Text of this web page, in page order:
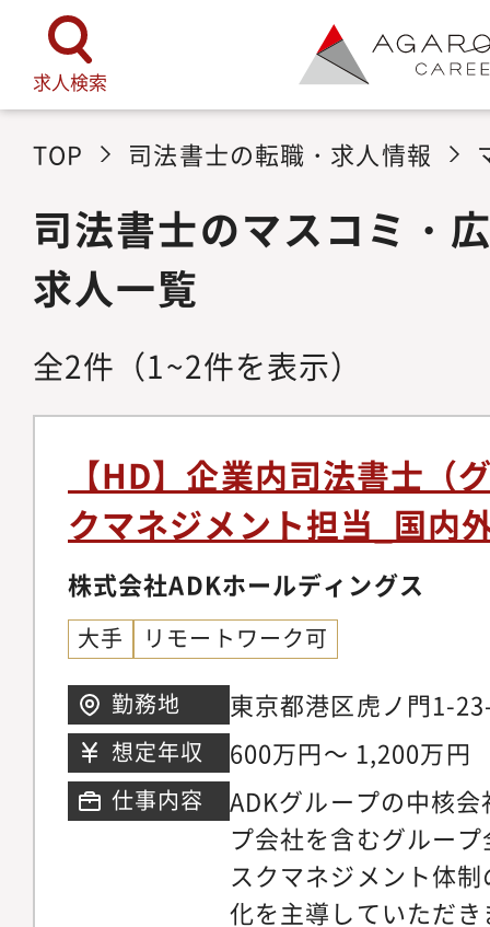
求人検索
TOP 司法書士の転職・求人情報
司法書士のマスコミ・
求人一覧
全2件 （1~2件を表示）
【HD】企業内司法書士（
クマネジメント担当_国内
株式会社ADKホールディングス
大手 リモートワーク可
勤務地
東京都港区虎ノ門1-
ワー
想定年収 600万円～ 1,200万円
仕事内容
ADKグループの中核
プ会社を含むグルー
スクマネジメント体
化を主導していただ